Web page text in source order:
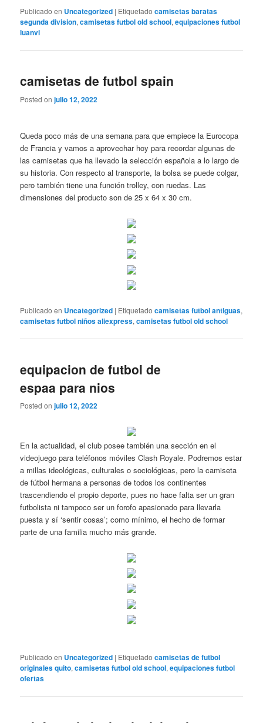
Publicado en Uncategorized | Etiquetado camisetas baratas
segunda division,camisetas futbol old school,equipaciones futbol
luanvi
camisetas de futbol spain
Posted onjulio 12, 2022
Queda poco más de una semana para que empiece la Eurocopa
de Francia y vamos a aprovechar hoy para recordar algunas de
las camisetas que ha llevado la selección española a lo largo de
su historia. Con respecto al transporte, la bolsa se puede colgar,
pero también tiene una función trolley, con ruedas. Las
dimensiones del producto son de 25 x 64 x 30 cm.
Publicado en Uncategorized | Etiquetado camisetas futbol antiguas,
camisetas futbol niños aliexpress,camisetas futbol old school
equipacion de futbol de
espaa para nios
Posted onjulio 12, 2022
En la actualidad, el club posee también una sección en el
videojuego para teléfonos móviles Clash Royale. Podremos estar
a millas ideológicas, culturales o sociológicas, pero la camiseta
de fútbol hermana a personas de todos los continentes
trascendiendo el propio deporte, pues no hace falta ser un gran
futbolista ni tampoco ser un forofo apasionado para llevarla
puesta y sí ‘sentir cosas’; como mínimo, el hecho de formar
parte de una familia mucho más grande.
Publicado en Uncategorized | Etiquetado camisetas de futbol
originales quito,camisetas futbol old school,equipaciones futbol
ofertas